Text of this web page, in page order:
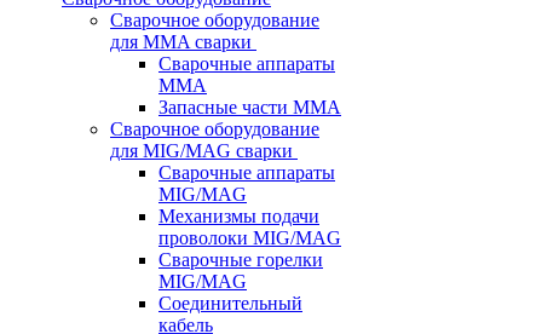
Сварочное оборудование
для MMA сварки
Сварочные аппараты
MMA
Запасные части MMA
Сварочное оборудование
для MIG/MAG сварки
Сварочные аппараты
MIG/MAG
Механизмы подачи
проволоки MIG/MAG
Сварочные горелки
MIG/MAG
Соединительный
кабель